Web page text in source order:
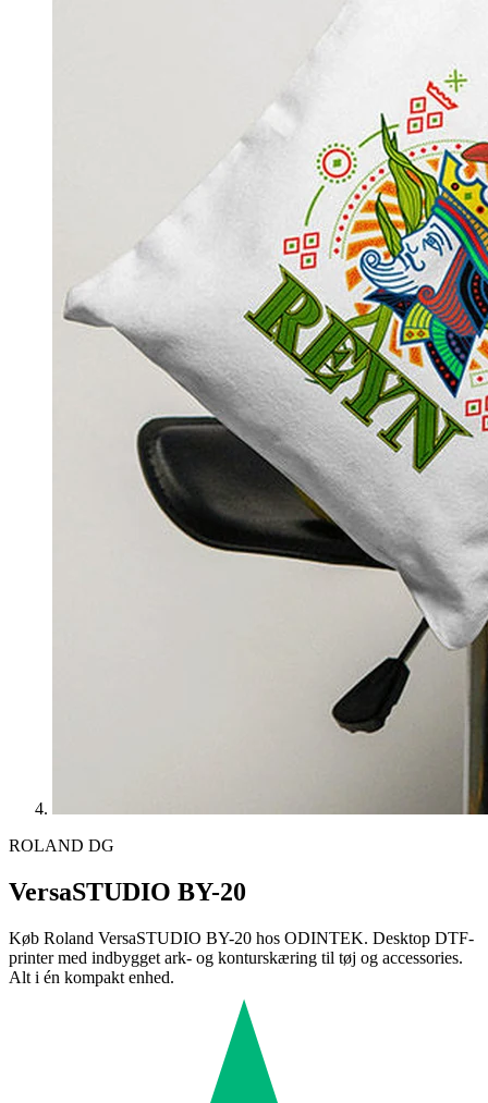
ROLAND DG
VersaSTUDIO BY-20
Køb Roland VersaSTUDIO BY-20 hos ODINTEK. Desktop DTF-
printer med indbygget ark- og konturskæring til tøj og accessories.
Alt i én kompakt enhed.